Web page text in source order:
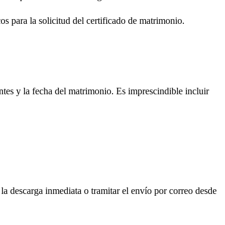
para la solicitud del certificado de matrimonio.
y la fecha del matrimonio. Es imprescindible incluir
descarga inmediata o tramitar el envío por correo desde